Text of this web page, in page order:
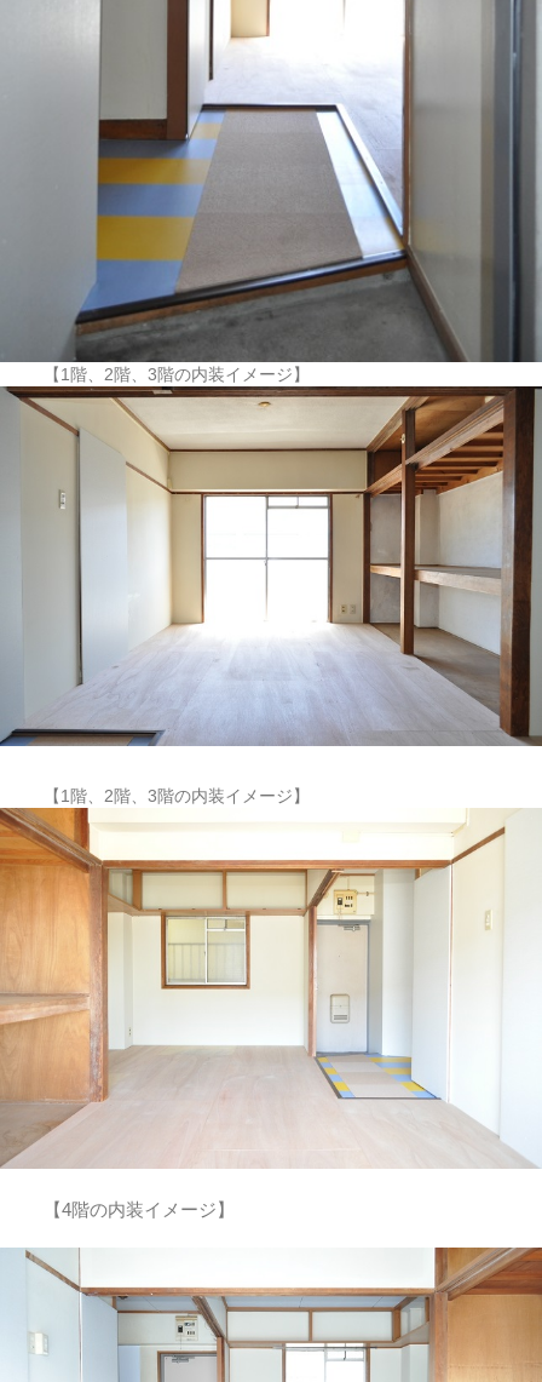
【1階、2階、3階の内装イメージ】
【1階、2階、3階の内装イメージ】
【4階の内装イメージ】